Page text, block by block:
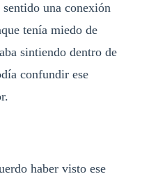
una conexión
tenía miedo de
sintiendo dentro de
confundir ese
haber visto ese